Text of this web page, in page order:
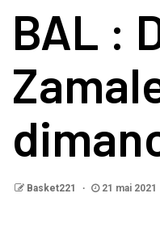
BAL :
Basket221 21 mai 2021